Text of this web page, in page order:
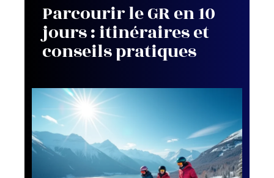
Parcourir le GR en 10
jours : itinéraires et
conseils pratiques